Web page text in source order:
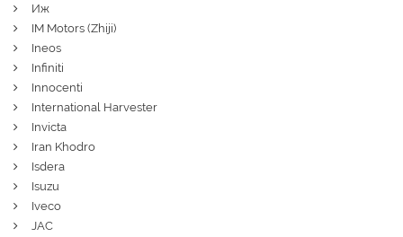
Иж
IM Motors (Zhiji)
Ineos
Infiniti
Innocenti
International Harvester
Invicta
Iran Khodro
Isdera
Isuzu
Iveco
JAC